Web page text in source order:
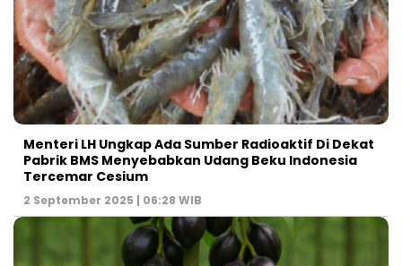
Menteri LH Ungkap Ada Sumber Radioaktif Di Dekat
Pabrik BMS Menyebabkan Udang Beku Indonesia
Tercemar Cesium
2 September 2025 | 06:28 WIB